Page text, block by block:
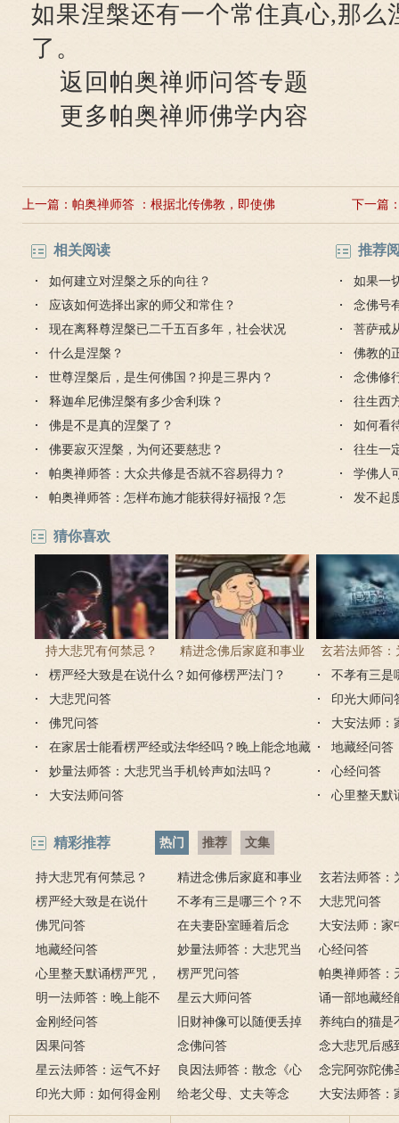
如果涅槃还有一个常住真心,那么
了。
返回帕奥禅师问答专题
更多帕奥禅师佛学内容
上一篇： 帕奥禅师答 ：根据北传佛教，即使佛
陀般涅槃之后，他仍然能以神通力变现无数的应
化身，继续救度众生。禅师认为如何？
下一篇
可思议
相关阅读
如何建立对涅槃之乐的向往？
应该如何选择出家的师父和常住？
现在离释尊涅槃已二千五百多年，社会状况
已完全不同，佛教是否已不合时宜？
什么是涅槃？
世尊涅槃后，是生何佛国？抑是三界内？
释迦牟尼佛涅槃有多少舍利珠？
佛是不是真的涅槃了？
佛要寂灭涅槃，为何还要慈悲？
帕奥禅师答：大众共修是否就不容易得力？
帕奥禅师答：怎样布施才能获得好福报？怎
德？
推荐
如果一
想出的
念佛号
菩萨戒
受吗？
佛教的
念佛修
件是什
往生西
生吗？
如何看
识？
往生一
德吗？
学佛人
法？
发不起
猜你喜欢
持大悲咒有何禁忌？
精进念佛后家庭和事业
为何会出现很多逆缘？
玄若法师答：
里持大悲咒
楞严经大致是在说什么？如何修楞严法门？
不孝有三是
大悲咒问答
印光大师问
佛咒问答
大安法师：
在家居士能看楞严经或法华经吗？晚上能念地藏
经吗？
地藏经问答
妙量法师答：大悲咒当手机铃声如法吗？
心经问答
大安法师问答
心里整天默
精彩推荐 热门 推荐 文集
持大悲咒有何禁忌？
精进念佛后家庭和事业
为何会出现很多逆缘？
玄若法师答：
里持大悲咒会
楞严经大致是在说什
么？如何修楞严法门？
不孝有三是哪三个？不
孝有三的含义是什么？
大悲咒问答
佛咒问答
在夫妻卧室睡着后念
佛，有罪吗？
大安法师：家
佛像应如何摆
地藏经问答
妙量法师答：大悲咒当
手机铃声如法吗？
心经问答
心里整天默诵楞严咒，
方式对不对？
楞严咒问答
帕奥禅师答：
阳眼的人是否
禅法？
明一法师答：晚上能不
能上香？为什么拜佛会
哭？这是流泪佛？
星云大师问答
诵一部地藏经
向给在世去世
吗？
金刚经问答
旧财神像可以随便丢掉
吗？该怎么处理？
养纯白的猫是
祥？
因果问答 念佛问答
念大悲咒后感
朵莲花盛开，
吗？
星云法师答：运气不好
时如何转运？
良因法师答：散念《心
经》将近一年，改念《地
藏经》可以吗？
念完阿弥陀佛
是否需要回向
印光大师：如何得金刚
经的真实利益？
给老父母、丈夫等念
《金刚经》、《心经》、
大安法师答：
成灾怎么办？